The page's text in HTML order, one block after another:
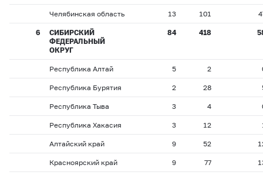
Челябинская область 13 101
6
СИБИРСКИЙ
ФЕДЕРАЛЬНЫЙ
ОКРУГ
84 418
Республика Алтай 5 2
Республика Бурятия 2 28
Республика Тыва 3 4
Республика Хакасия 3 12
Алтайский край 9 52
Красноярский край 9 77